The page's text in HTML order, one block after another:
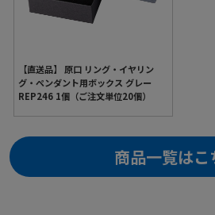
【直送品】 原口 リング・イヤリン
グ・ペンダント用ボックス グレー
REP246 1個（ご注文単位20個）
商品一覧はこ